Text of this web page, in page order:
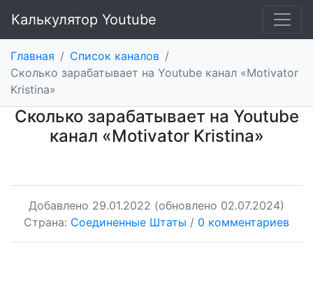
Калькулятор Youtube
Главная / Список каналов /
Сколько зарабатывает на Youtube канал «Motivator
Kristina»
Сколько зарабатывает на Youtube
канал «Motivator Kristina»
Добавлено 29.01.2022 (обновлено 02.07.2024)
Страна: Соединенные Штаты / 0 комментариев